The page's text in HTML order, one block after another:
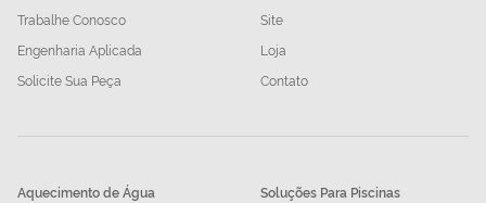
Trabalhe Conosco
Engenharia Aplicada
Solicite Sua Peça
Site
Loja
Contato
Aquecimento de Água
Soluções Para Piscinas